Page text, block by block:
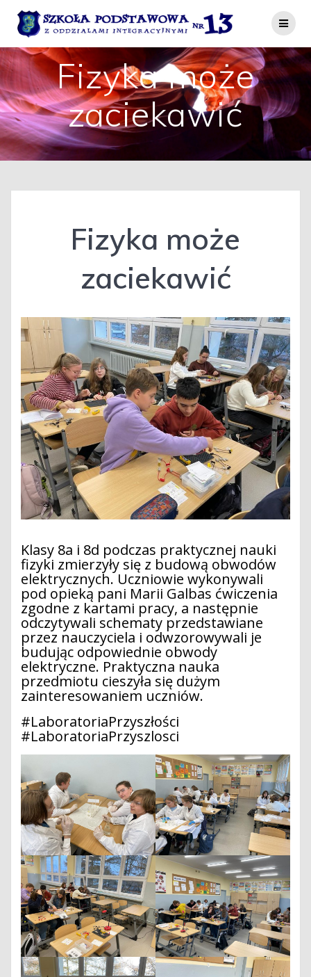
do
treści
Fizyka może
zaciekawić
Fizyka może
zaciekawić
Klasy 8a i 8d podczas praktycznej nauki
fizyki zmierzyły się z budową obwodów
elektrycznych. Uczniowie wykonywali
pod opieką pani Marii Galbas ćwiczenia
zgodne z kartami pracy, a następnie
odczytywali schematy przedstawiane
przez nauczyciela i odwzorowywali je
budując odpowiednie obwody
elektryczne. Praktyczna nauka
przedmiotu cieszyła się dużym
zainteresowaniem uczniów.
#LaboratoriaPrzyszłości
#LaboratoriaPrzyszlosci